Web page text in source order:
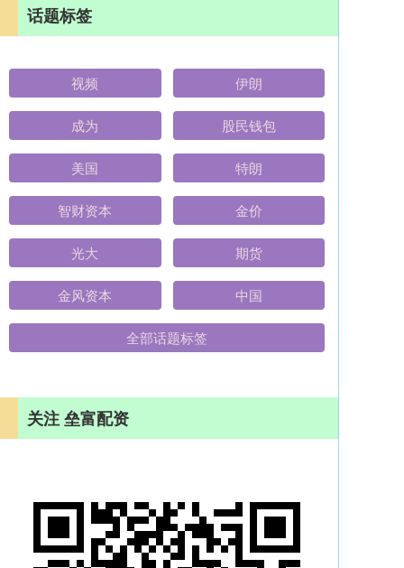
话题标签
视频 伊朗
成为 股民钱包
美国 特朗
智财资本 金价
光大 期货
金风资本 中国
全部话题标签
关注 垒富配资